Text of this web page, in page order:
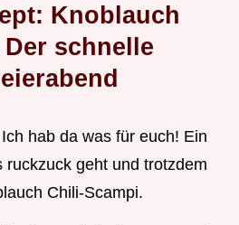
Knoblauch
schnelle
hab da was für euch! Ein
ruckzuck geht und trotzdem
Chili-Scampi.